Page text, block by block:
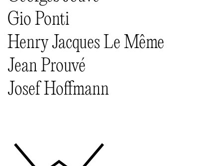
Gio Ponti
Henry Jacques Le Même
Jean Prouvé
Josef Hoffmann